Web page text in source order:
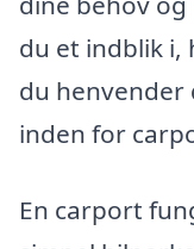
du et indblik i,
du henvender
inden for
En carport